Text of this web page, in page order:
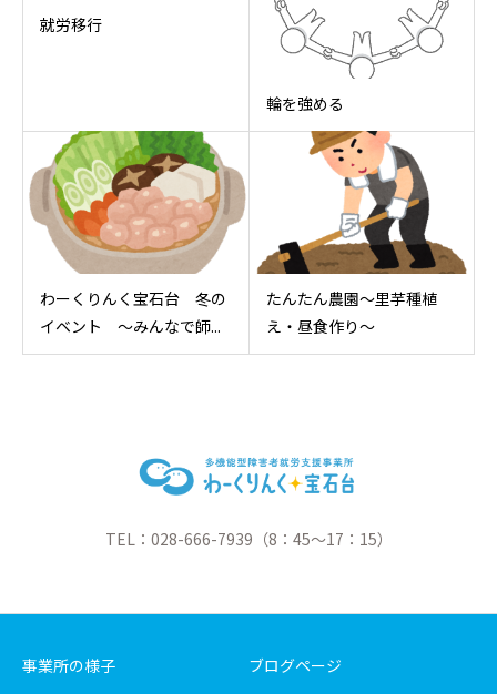
就労移行
輪を強める
わーくりんく宝石台 冬の
イベント ～みんなで師...
たんたん農園～里芋種植
え・昼食作り～
TEL：028-666-7939（8：45～17：15）
事業所の様子
ブログページ